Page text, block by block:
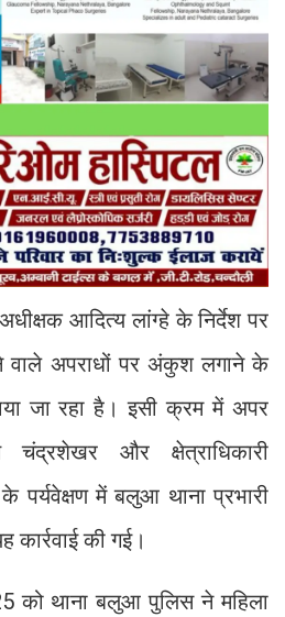
आदित्य लांग्हे के निर्देश पर
वाले अपराधों पर अंकुश लगाने के
जा रहा है। इसी क्रम में अपर
और क्षेत्राधिकारी
पर्यवेक्षण में बलुआ थाना प्रभारी
की गई।
को थाना बलुआ पुलिस ने महिला